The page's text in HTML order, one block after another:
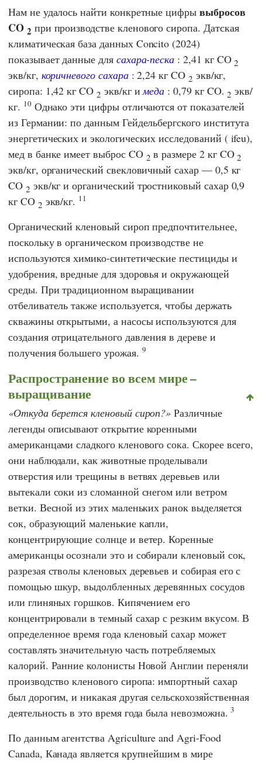
Нам не удалось найти конкретные цифры выбросов
CO 2 при производстве кленового сиропа. Датская
климатическая база данных Concito (2024)
показывает данные для сахара-песка : 2,41 кг CO2
экв/кг, коричневого сахара: 2,24 кг CO 2 экв/кг,
сиропа: 1,42 кг CO 2 экв/кг имеда : 0,79 кг CO.2 экв/
кг. 10Однако эти цифры отличаются от показателей
из Германии: по данным Гейдельбергского института
энергетических и экологических исследований ( ifeu),
мед в банке имеет выброс CO 2 в размере 2 кг CO2
экв/кг, органический свекловичный сахар — 0,5 кг
CO 2 экв/кг и органический тростниковый сахар 0,9
кг CO 2 экв/кг. 11
Органический кленовый сироп предпочтительнее,
поскольку в органическом производстве не
используются химико-синтетические пестициды и
удобрения, вредные для здоровья и окружающей
среды. При традиционном выращивании
отбеливатель также используется, чтобы держать
скважины открытыми, а насосы используются для
создания отрицательного давления в дереве и
получения большего урожая. 9
Распространение во всем мире –
выращивание
Откуда берется кленовый сироп? Различные
легенды описывают открытие коренными
американцами сладкого кленового сока. Скорее всего,
они наблюдали, как животные проделывали
отверстия или трещины в ветвях деревьев или
вытекали соки из сломанной снегом или ветром
ветки. Весной из этих маленьких ранок выделяется
сок, образующий маленькие капли,
концентрирующие солнце и ветер. Коренные
американцы осознали это и собирали кленовый сок,
разрезая стволы кленовых деревьев и собирая его с
помощью шкур, выдолбленных деревянных сосудов
или глиняных горшков. Кипячением его
концентрировали в темный сахар с резким вкусом. В
определенное время года кленовый сахар может
составлять значительную часть потребляемых
калорий. Ранние колонисты Новой Англии переняли
производство кленового сиропа: импортный сахар
был дорогим, и никакая другая сельскохозяйственная
деятельность в это время года была невозможна.3
По даннымагентства Agriculture and Agri-Food
Canada, Канада является крупнейшим в мире